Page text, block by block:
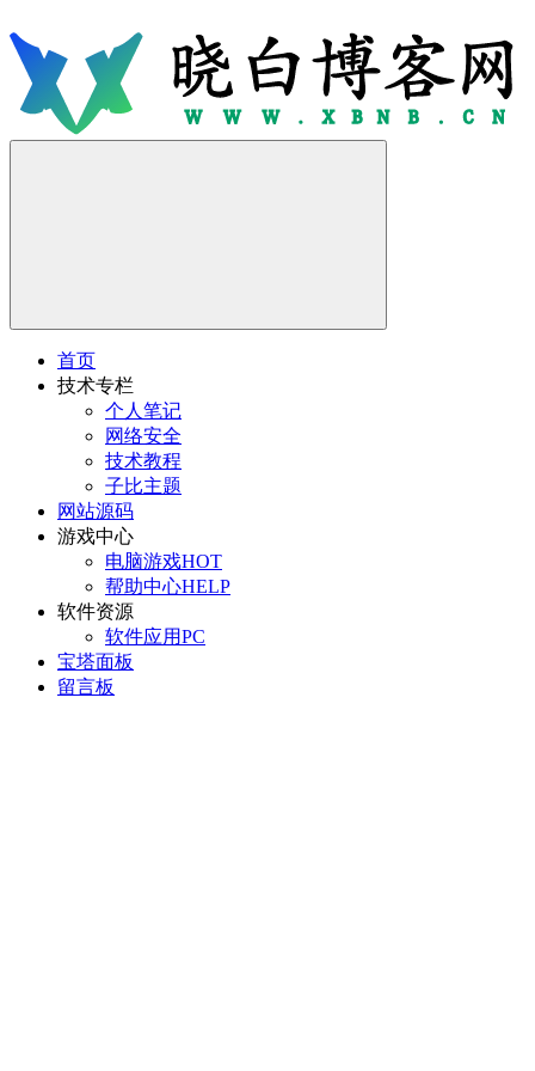
首页
技术专栏
个人笔记
网络安全
技术教程
子比主题
网站源码
游戏中心
电脑游戏HOT
帮助中心HELP
软件资源
软件应用PC
宝塔面板
留言板